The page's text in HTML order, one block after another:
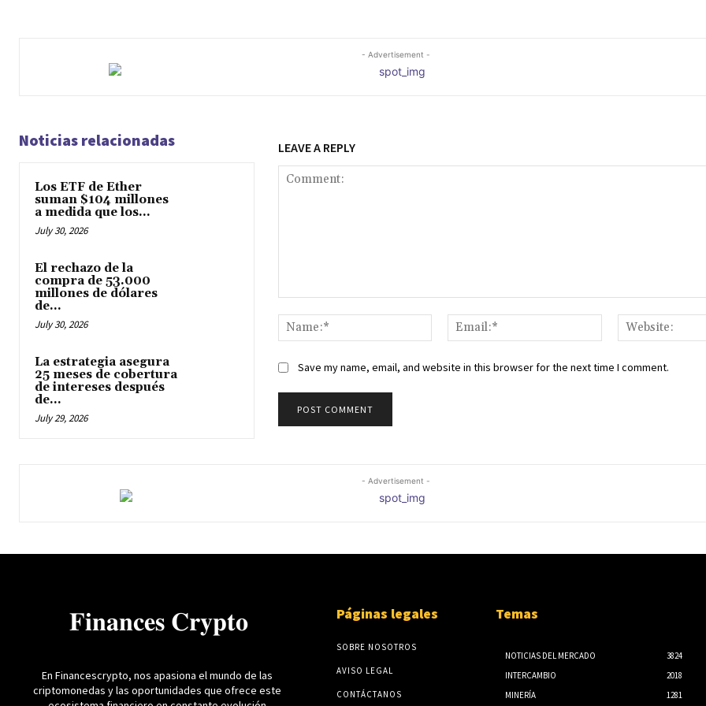
- Advertisement -
Noticias relacionadas
Los ETF de Ether
suman $104 millones
a medida que los...
July 30, 2026
El rechazo de la
compra de 53.000
millones de dólares
de...
July 30, 2026
La estrategia asegura
25 meses de cobertura
de intereses después
de...
July 29, 2026
LEAVE A REPLY
Name:*
Email:*
Save my name, email, and website in this browser for the next time I comment.
- Advertisement -
𝐅𝐢𝐧𝐚𝐧𝐜𝐞𝐬 𝐂𝐫𝐲𝐩𝐭𝐨
En Financescrypto, nos apasiona el mundo de las
criptomonedas y las oportunidades que ofrece este
Páginas legales
SOBRE NOSOTROS
AVISO LEGAL
CONTÁCTANOS
Temas
NOTICIAS DEL MERCADO
3824
INTERCAMBIO
2018
MINERÍA
1281